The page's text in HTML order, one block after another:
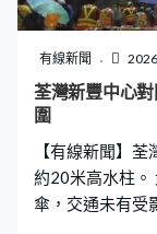
有線新聞
荃灣新豐中心
圍
【有線新聞】
約20米高水柱。
傘，交通未有受